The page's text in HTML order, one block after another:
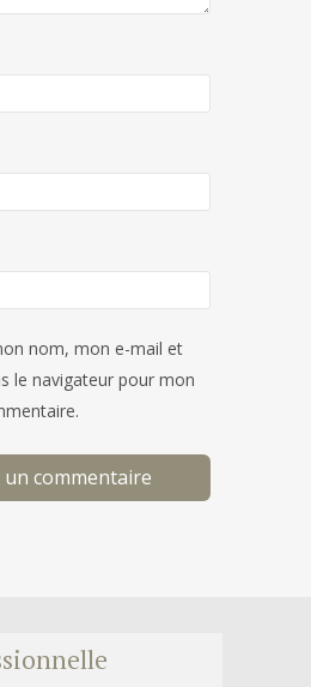
nom, mon e-mail et
le navigateur pour mon